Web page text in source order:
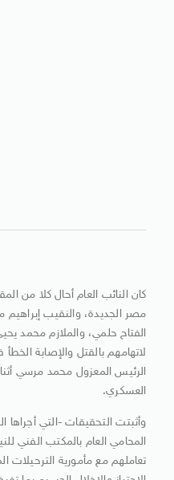
كان النائب العام أحال كلا من
مصر الجديدة، والنقيب إبراهيم
الفتاح حلمي، والملازم محمد
الرئيس المعزول محمد مرسي
العسكري.
وأثبتت التحقيقات -التي
المحامي العام بالمكتب الفني
تعاملهم مع مأمورية الترحيلات